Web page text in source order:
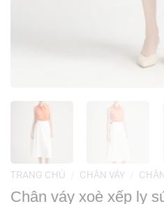
TRANG CHỦ CHÂN VÁY
Chân váy xoè xếp ly